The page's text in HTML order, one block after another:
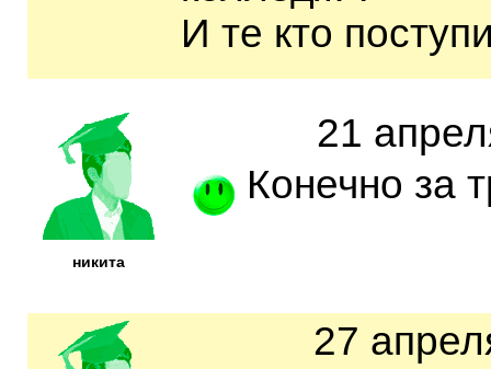
И те кто
никита
21
Конечно за
27